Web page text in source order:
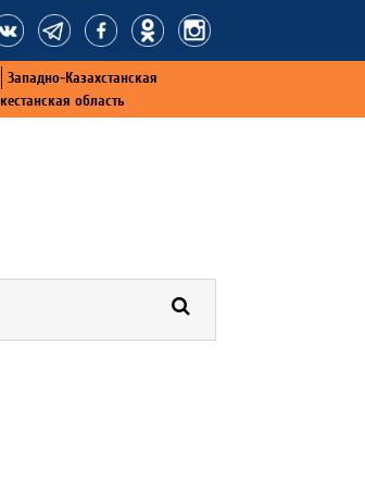
Западно-Казахстанская
область